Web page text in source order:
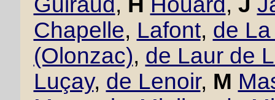
Chapelle, Lafont, de
(Olonzac), de Laur de
Luçay, de Lenoir, M